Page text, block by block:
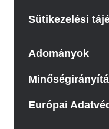
Sütikezelési
Adományok
Európai